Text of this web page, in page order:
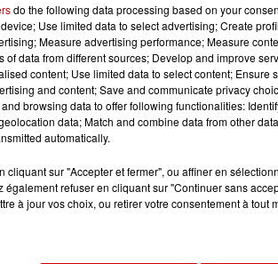
lentilles, les pois chiches ou encore
la touche finale :une sauce de
fonctionnent à la perfection.
vous n’avez qu’à faire votre
pas un alliéen période de
do the following data processing based on your
Use limited data to select advertising; Create
Measure advertising performance; Measure
of data from different sources; Develop and improve
content; Use limited data to select content; Ensure
and content; Save and communicate privacy
browsing data to offer following functionalities:
data; Match and combine data from other
automatically.
cliquant sur "Accepter et fermer", ou affiner en
également refuser en cliquant sur "Continuer sans
à jour vos choix, ou retirer votre consentement à tout